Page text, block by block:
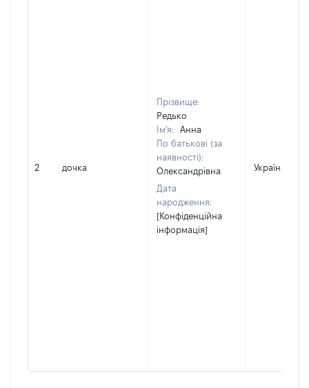
2 дочка
Прізвище:
Редько
Ім'я:
Анна
По батькові (за
наявності):
Олександрівна
Дата
народження:
[Конфіденційна
інформація]
Україна